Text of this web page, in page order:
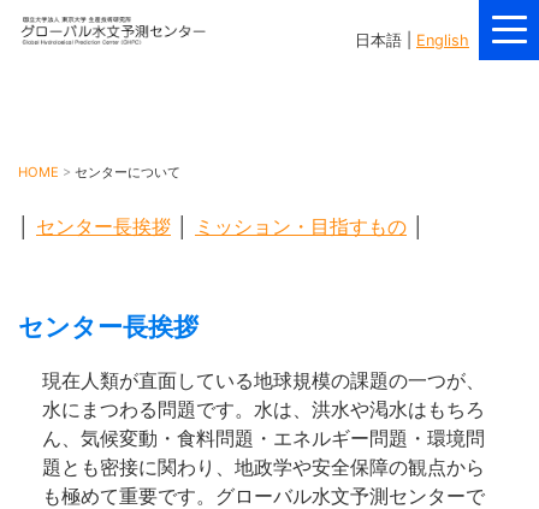
日本語 | English
HOME センターについて
センター長挨拶 ミッション・目指すもの
センター長挨拶
現在人類が直面している地球規模の課題の一つが、
水にまつわる問題です。水は、洪水や渇水はもちろ
ん、気候変動・食料問題・エネルギー問題・環境問
題とも密接に関わり、地政学や安全保障の観点から
も極めて重要です。グローバル水文予測センターで